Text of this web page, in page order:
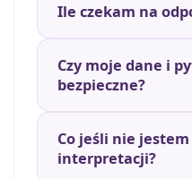
Ile czekam na
Czy moje dane i
bezpieczne?
Co jeśli nie
interpretacji?